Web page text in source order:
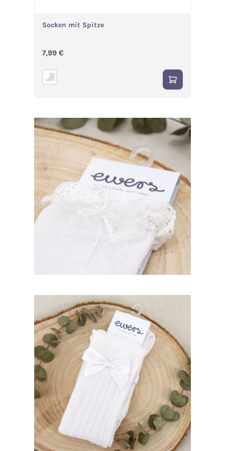
Socken mit Spitze
Regulärer Preis:
7,99 €